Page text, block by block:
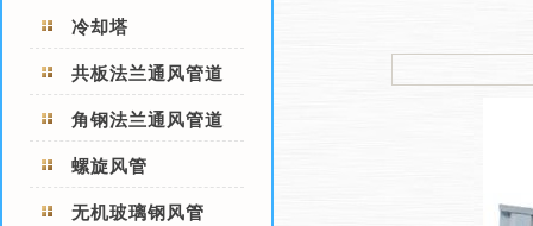
冷却塔
共板法兰通风管道
角钢法兰通风管道
螺旋风管
无机玻璃钢风管